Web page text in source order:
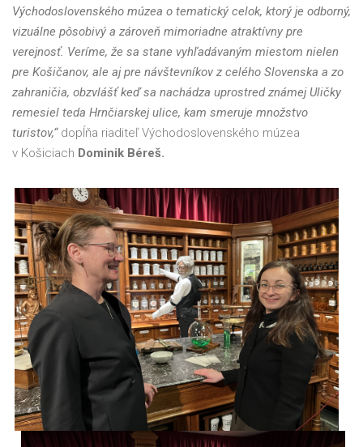
Východoslovenského múzea o tematický celok, ktorý je odborný,
vizuálne pôsobivý a zároveň mimoriadne atraktívny pre
verejnosť. Veríme, že sa stane vyhľadávaným miestom nielen
pre Košičanov, ale aj pre návštevníkov z celého Slovenska a zo
zahraničia, obzvlášť keď sa nachádza uprostred známej Uličky
remesiel teda Hrnčiarskej ulice, kam smeruje množstvo
turistov,“ dopĺňa riaditeľ Východoslovenského múzea
v Košiciach Dominik Béreš.